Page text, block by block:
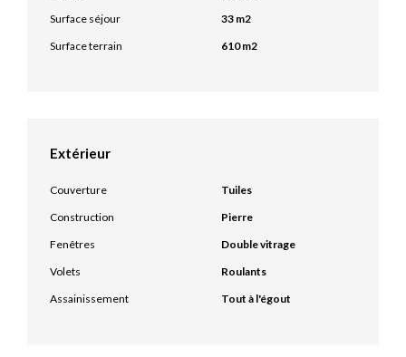
Surface séjour
33 m2
Surface terrain
610 m2
Extérieur
Couverture
Tuiles
Construction
Pierre
Fenêtres
Double vitrage
Volets
Roulants
Assainissement
Tout à l'égout